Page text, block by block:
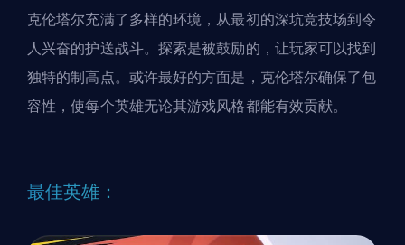
克伦塔尔充满了多样的环境，从最初的深坑竞技场到令
人兴奋的护送战斗。探索是被鼓励的，让玩家可以找到
独特的制高点。或许最好的方面是，克伦塔尔确保了包
容性，使每个英雄无论其游戏风格都能有效贡献。
最佳英雄：